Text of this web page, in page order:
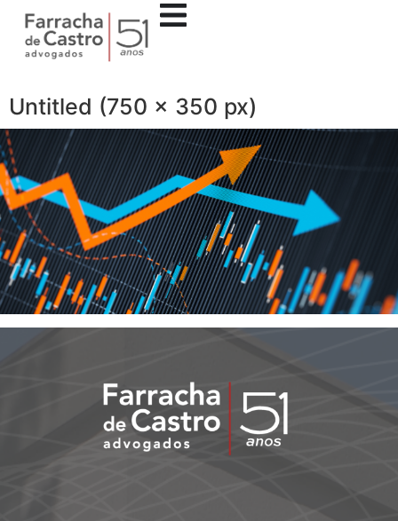
Untitled (750 x 350 px)